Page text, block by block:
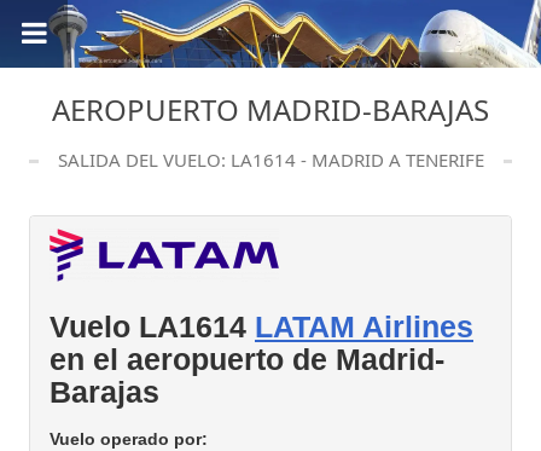
AEROPUERTO MADRID-BARAJAS
SALIDA DEL VUELO: LA1614 - MADRID A TENERIFE
Vuelo LA1614 LATAM Airlines
en el aeropuerto de Madrid-
Barajas
Vuelo operado por: